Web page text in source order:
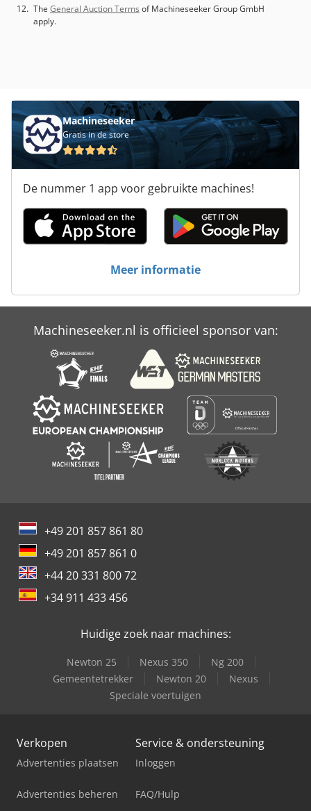
The General Auction Terms of Machineseeker Group GmbH
apply.
Machineseeker
Gratis in de store
De nummer 1 app voor gebruikte machines!
Meer informatie
Machineseeker.nl is officieel sponsor van:
+49 201 857 861 80
+49 201 857 861 0
+44 20 331 800 72
+34 911 433 456
Huidige zoek naar machines:
Newton 25 Nexus 350
Ng 200
Gemeentetrekker
Newton 20
Nexus
Speciale voertuigen
Verkopen
Advertenties plaatsen
Advertenties beheren
Service & ondersteuning
Inloggen
FAQ/Hulp